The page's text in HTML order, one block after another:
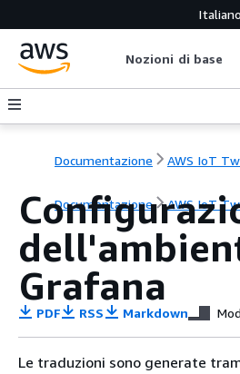
Italiano
Nozioni di base
Documentazione AWS IoT
Documentazione AWS IoT
Grafana
PDF RSS Markdown
Le traduzioni sono generate